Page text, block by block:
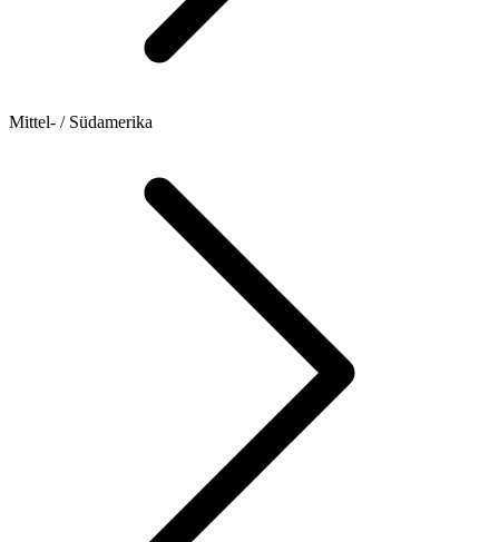
Mittel- / Südamerika